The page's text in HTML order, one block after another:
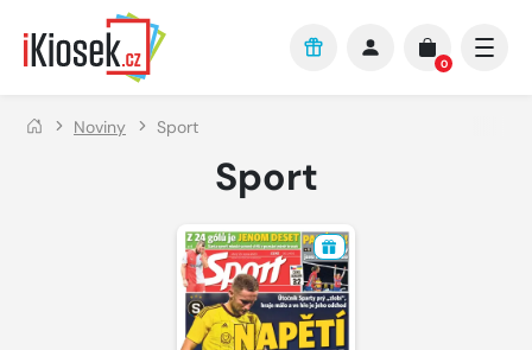
Přejít na hlavní obsah
0
Noviny Sport
Sport